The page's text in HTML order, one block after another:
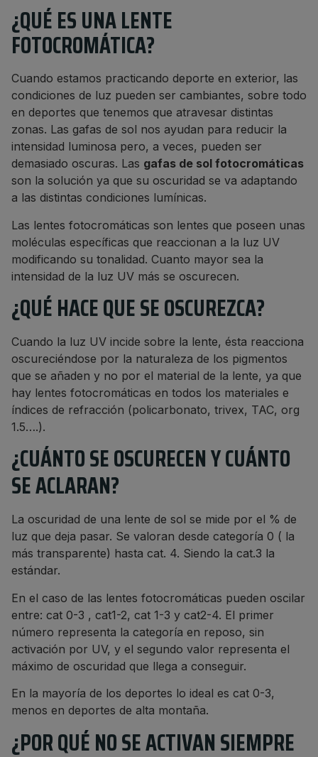
¿QUÉ ES UNA LENTE
FOTOCROMÁTICA?
Cuando estamos practicando deporte en exterior, las
condiciones de luz pueden ser cambiantes, sobre todo
en deportes que tenemos que atravesar distintas
zonas. Las gafas de sol nos ayudan para reducir la
intensidad luminosa pero, a veces, pueden ser
demasiado oscuras. Las gafas de sol fotocromáticas
son la solución ya que su oscuridad se va adaptando
a las distintas condiciones lumínicas.
Las lentes fotocromáticas son lentes que poseen unas
moléculas específicas que reaccionan a la luz UV
modificando su tonalidad. Cuanto mayor sea la
intensidad de la luz UV más se oscurecen.
¿QUÉ HACE QUE SE OSCUREZCA?
Cuando la luz UV incide sobre la lente, ésta reacciona
oscureciéndose por la naturaleza de los pigmentos
que se añaden y no por el material de la lente, ya que
hay lentes fotocromáticas en todos los materiales e
índices de refracción (policarbonato, trivex, TAC, org
1.5….).
¿CUÁNTO SE OSCURECEN Y CUÁNTO
SE ACLARAN?
La oscuridad de una lente de sol se mide por el % de
luz que deja pasar. Se valoran desde categoría 0 ( la
más transparente) hasta cat. 4. Siendo la cat.3 la
estándar.
En el caso de las lentes fotocromáticas pueden oscilar
entre: cat 0-3 , cat1-2, cat 1-3 y cat2-4. El primer
número representa la categoría en reposo, sin
activación por UV, y el segundo valor representa el
máximo de oscuridad que llega a conseguir.
En la mayoría de los deportes lo ideal es cat 0-3,
menos en deportes de alta montaña.
¿POR QUÉ NO SE ACTIVAN SIEMPRE